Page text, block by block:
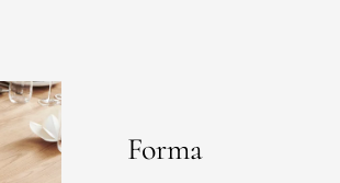
Forma